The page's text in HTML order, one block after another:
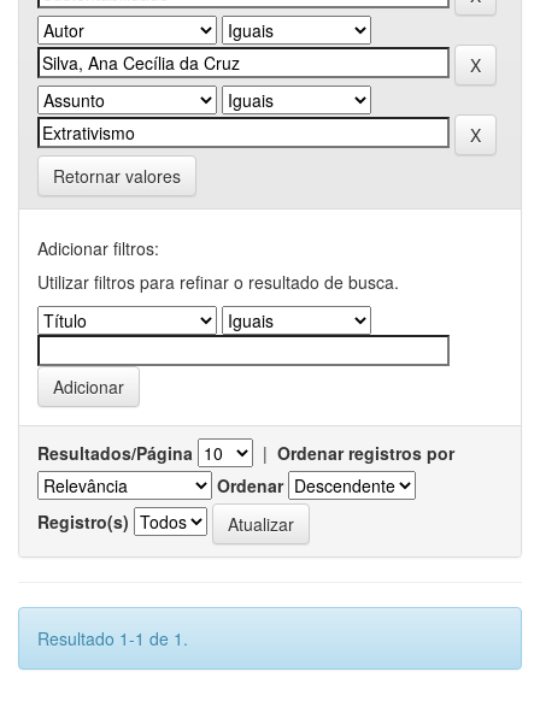
Retornar valores
Adicionar filtros:
Utilizar filtros para refinar o resultado de busca.
Resultados/Página | Ordenar registros por
Ordenar
Registro(s)
Resultado 1-1 de 1.